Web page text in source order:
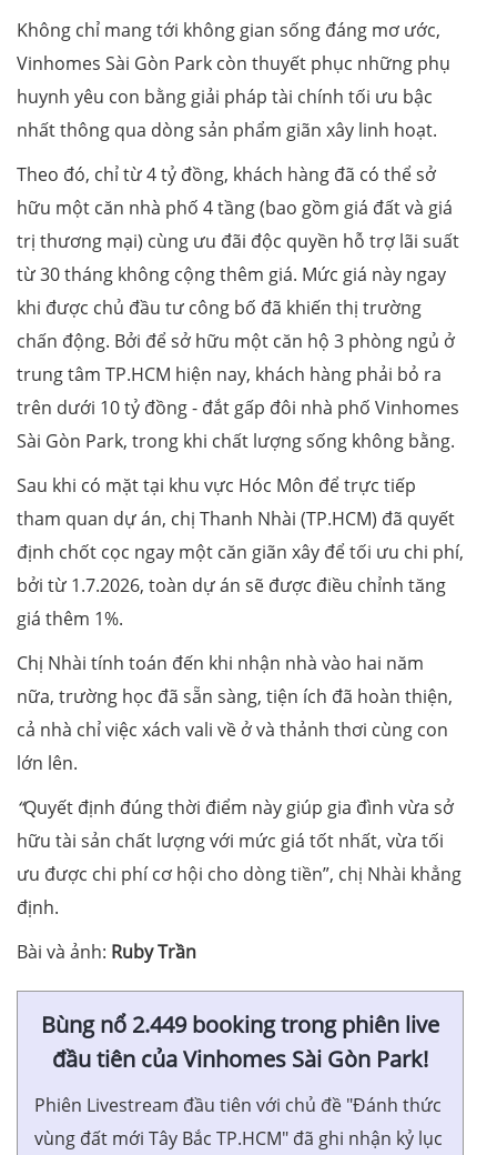
Không chỉ mang tới không gian sống đáng mơ ước,
Vinhomes Sài Gòn Park còn thuyết phục những phụ
huynh yêu con bằng giải pháp tài chính tối ưu bậc
nhất thông qua dòng sản phẩm giãn xây linh hoạt.
Theo đó, chỉ từ 4 tỷ đồng, khách hàng đã có thể sở
hữu một căn nhà phố 4 tầng (bao gồm giá đất và giá
trị thương mại) cùng ưu đãi độc quyền hỗ trợ lãi suất
từ 30 tháng không cộng thêm giá. Mức giá này ngay
khi được chủ đầu tư công bố đã khiến thị trường
chấn động. Bởi để sở hữu một căn hộ 3 phòng ngủ ở
trung tâm TP.HCM hiện nay, khách hàng phải bỏ ra
trên dưới 10 tỷ đồng - đắt gấp đôi nhà phố Vinhomes
Sài Gòn Park, trong khi chất lượng sống không bằng.
Sau khi có mặt tại khu vực Hóc Môn để trực tiếp
tham quan dự án, chị Thanh Nhài (TP.HCM) đã quyết
định chốt cọc ngay một căn giãn xây để tối ưu chi phí,
bởi từ 1.7.2026, toàn dự án sẽ được điều chỉnh tăng
giá thêm 1%.
Chị Nhài tính toán đến khi nhận nhà vào hai năm
nữa, trường học đã sẵn sàng, tiện ích đã hoàn thiện,
cả nhà chỉ việc xách vali về ở và thảnh thơi cùng con
lớn lên.
“Quyết định đúng thời điểm này giúp gia đình vừa sở
hữu tài sản chất lượng với mức giá tốt nhất, vừa tối
ưu được chi phí cơ hội cho dòng tiền”, chị Nhài khẳng
định.
Bài và ảnh: Ruby Trần
Bùng nổ 2.449 booking trong phiên live
đầu tiên của Vinhomes Sài Gòn Park!
Phiên Livestream đầu tiên với chủ đề "Đánh thức
vùng đất mới Tây Bắc TP.HCM" đã ghi nhận kỷ lục